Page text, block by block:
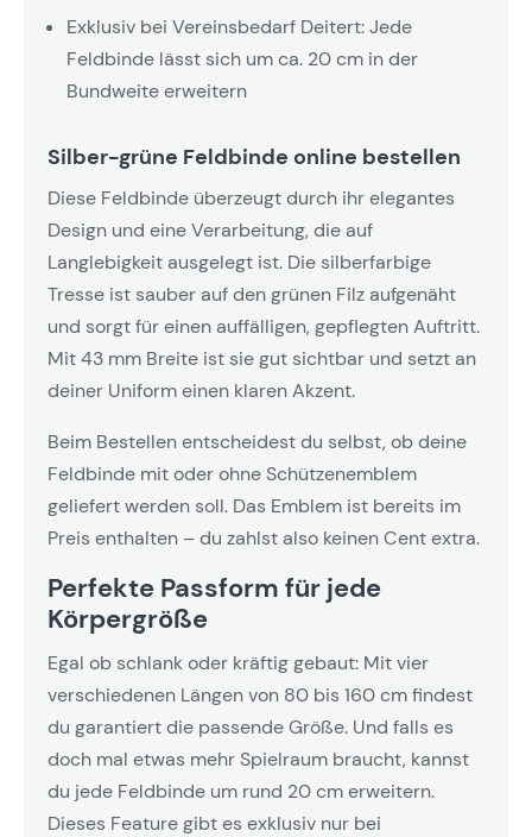
Exklusiv bei Vereinsbedarf Deitert: Jede
Feldbinde lässt sich um ca. 20 cm in der
Bundweite erweitern
Silber-grüne Feldbinde online bestellen
Diese Feldbinde überzeugt durch ihr elegantes
Design und eine Verarbeitung, die auf
Langlebigkeit ausgelegt ist. Die silberfarbige
Tresse ist sauber auf den grünen Filz aufgenäht
und sorgt für einen auffälligen, gepflegten Auftritt.
Mit 43 mm Breite ist sie gut sichtbar und setzt an
deiner Uniform einen klaren Akzent.
Beim Bestellen entscheidest du selbst, ob deine
Feldbinde mit oder ohne Schützenemblem
geliefert werden soll. Das Emblem ist bereits im
Preis enthalten – du zahlst also keinen Cent extra.
Perfekte Passform für jede
Körpergröße
Egal ob schlank oder kräftig gebaut: Mit vier
verschiedenen Längen von 80 bis 160 cm findest
du garantiert die passende Größe. Und falls es
doch mal etwas mehr Spielraum braucht, kannst
du jede Feldbinde um rund 20 cm erweitern.
Dieses Feature gibt es exklusiv nur bei